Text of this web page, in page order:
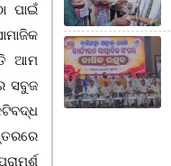
ପାଇଁ
ଆମ
ସବୁଜ